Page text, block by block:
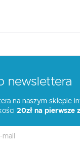
newslettera
na naszym sklepie
20zł na pierwsze